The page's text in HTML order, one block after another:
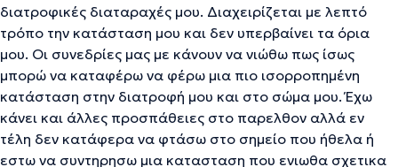
διατροφικές διαταραχές μου. Διαχειρίζεται με λεπτό
τρόπο την κατάσταση μου και δεν υπερβαίνει τα όρια
μου. Οι συνεδρίες μας με κάνουν να νιώθω πως ίσως
μπορώ να καταφέρω να φέρω μια πιο ισορροπημένη
κατάσταση στην διατροφή μου και στο σώμα μου. Έχω
κάνει και άλλες προσπάθειες στο παρελθον αλλά εν
τέλη δεν κατάφερα να φτάσω στο σημείο που ήθελα ή
εστω να συντηρησω μια κατασταση που ενιωθα σχετικα